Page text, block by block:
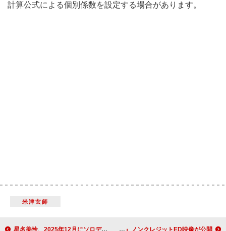
計算公式による個別係数を設定する場合があります。
米津玄師
星名美怜、2025年12月にソロデビューミニアルバム発売決定 Adoが「CAT'S EYE」カバー、完全新作アニメ『キャッツ・アイ』ノンクレジットED映像が公開